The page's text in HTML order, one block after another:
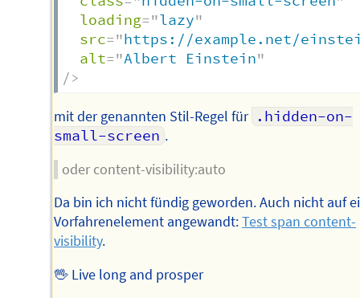
loading="lazy"
src="https://example.net/
alt="Albert Einstein"
/>
mit der genannten Stil-Regel für .hidden-on-
small-screen .
oder content-visibility:auto
Da bin ich nicht fündig geworden. Auch nicht auf
Vorfahrenelement angewandt:Test span content-
visibility.
🖖 Live long and prosper